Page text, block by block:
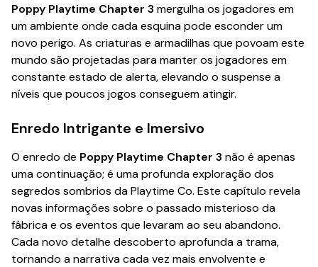
Poppy Playtime Chapter 3 mergulha os jogadores em
um ambiente onde cada esquina pode esconder um
novo perigo. As criaturas e armadilhas que povoam este
mundo são projetadas para manter os jogadores em
constante estado de alerta, elevando o suspense a
níveis que poucos jogos conseguem atingir.
Enredo Intrigante e Imersivo
O enredo de Poppy Playtime Chapter 3 não é apenas
uma continuação; é uma profunda exploração dos
segredos sombrios da Playtime Co. Este capítulo revela
novas informações sobre o passado misterioso da
fábrica e os eventos que levaram ao seu abandono.
Cada novo detalhe descoberto aprofunda a trama,
tornando a narrativa cada vez mais envolvente e